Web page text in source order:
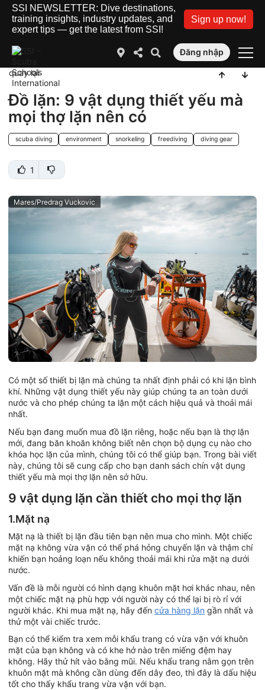
SSI NEWSLETTER: Dive destinations,
training insights, industry updates, and
expert tips — get the latest from SSI!
Sign up now!
Đăng nhập
quay lại
Đồ lặn: 9 vật dụng thiết yếu mà
mọi thợ lặn nên có
scuba diving environment snorkeling freediving diving gear
1
Mares/Predrag Vuckovic
Có một số thiết bị lặn mà chúng ta nhất định phải có khi lặn bình
khí. Những vật dụng thiết yếu này giúp chúng ta an toàn dưới
nước và cho phép chúng ta lặn một cách hiệu quả và thoải mái
nhất.
Nếu bạn đang muốn mua đồ lặn riêng, hoặc nếu bạn là thợ lặn
mới, đang băn khoăn không biết nên chọn bộ dụng cụ nào cho
khóa học lặn của mình, chúng tôi có thể giúp bạn. Trong bài viết
này, chúng tôi sẽ cung cấp cho bạn danh sách chín vật dụng
thiết yếu mà mọi thợ lặn nên sở hữu.
9 vật dụng lặn cần thiết cho mọi thợ lặn
1.Mặt nạ
Mặt nạ là thiết bị lặn đầu tiên bạn nên mua cho mình. Một chiếc
mặt nạ không vừa vặn có thể phá hỏng chuyến lặn và thậm chí
khiến bạn hoảng loạn nếu không thoải mái khi rửa mặt nạ dưới
nước.
Vấn đề là mỗi người có hình dạng khuôn mặt hơi khác nhau, nên
một chiếc mặt nạ phù hợp với người này có thể lại bị rò rỉ với
người khác. Khi mua mặt nạ, hãy đến cửa hàng lặn gần nhất và
thử một vài chiếc trước.
Bạn có thể kiểm tra xem mỗi khẩu trang có vừa vặn với khuôn
mặt của bạn không và có khe hở nào trên miếng đệm hay
không. Hãy thử hít vào bằng mũi. Nếu khẩu trang nằm gọn trên
khuôn mặt mà không cần dùng đến dây đeo, thì đây là dấu hiệu
tốt cho thấy khẩu trang vừa vặn với bạn.